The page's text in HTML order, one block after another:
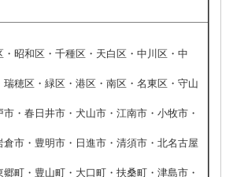
・昭和区・千種区・天白区・中川区・中
瑞穂区・緑区・港区・南区・名東区・守山
・春日井市・犬山市・江南市・小牧市・
倉市・豊明市・日進市・清須市・北名古屋
町・豊山町・大口町・扶桑町・津島市・